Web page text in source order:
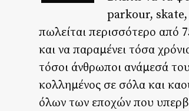
parkour, skate,
πωλείται περισσότερο από
και να παραμένει τόσα
τόσοι άνθρωποι ανάμεσά
κολλημένος σε σόλα και
όλων των εποχών που